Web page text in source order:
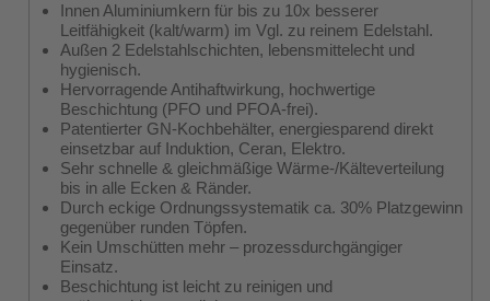
Innen Aluminiumkern für bis zu 10x besserer
Leitfähigkeit (kalt/warm) im Vgl. zu reinem Edelstahl.
Außen 2 Edelstahlschichten, lebensmittelecht und
hygienisch.
Hervorragende Antihaftwirkung, hochwertige
Beschichtung (PFO und PFOA-frei).
Patentierter GN-Kochbehälter, energiesparend direkt
einsetzbar auf Induktion, Ceran, Elektro.
Sehr schnelle & gleichmäßige Wärme-/Kälteverteilung
bis in alle Ecken & Ränder.
Durch eckige Ordnungssystematik ca. 30% Platzgewinn
gegenüber runden Töpfen.
Kein Umschütten mehr – prozessdurchgängiger
Einsatz.
Beschichtung ist leicht zu reinigen und